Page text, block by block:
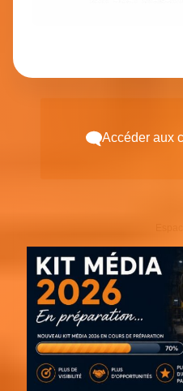
Accéder aux